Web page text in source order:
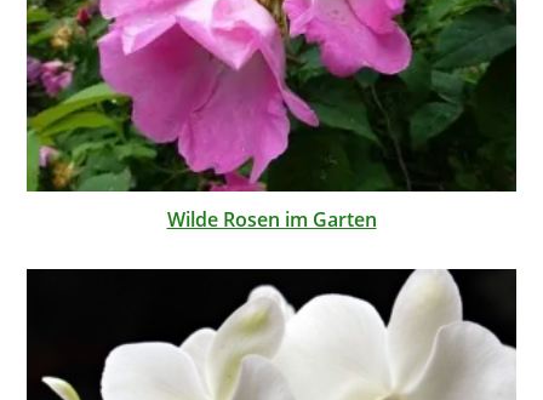
Wilde Rosen im Garten